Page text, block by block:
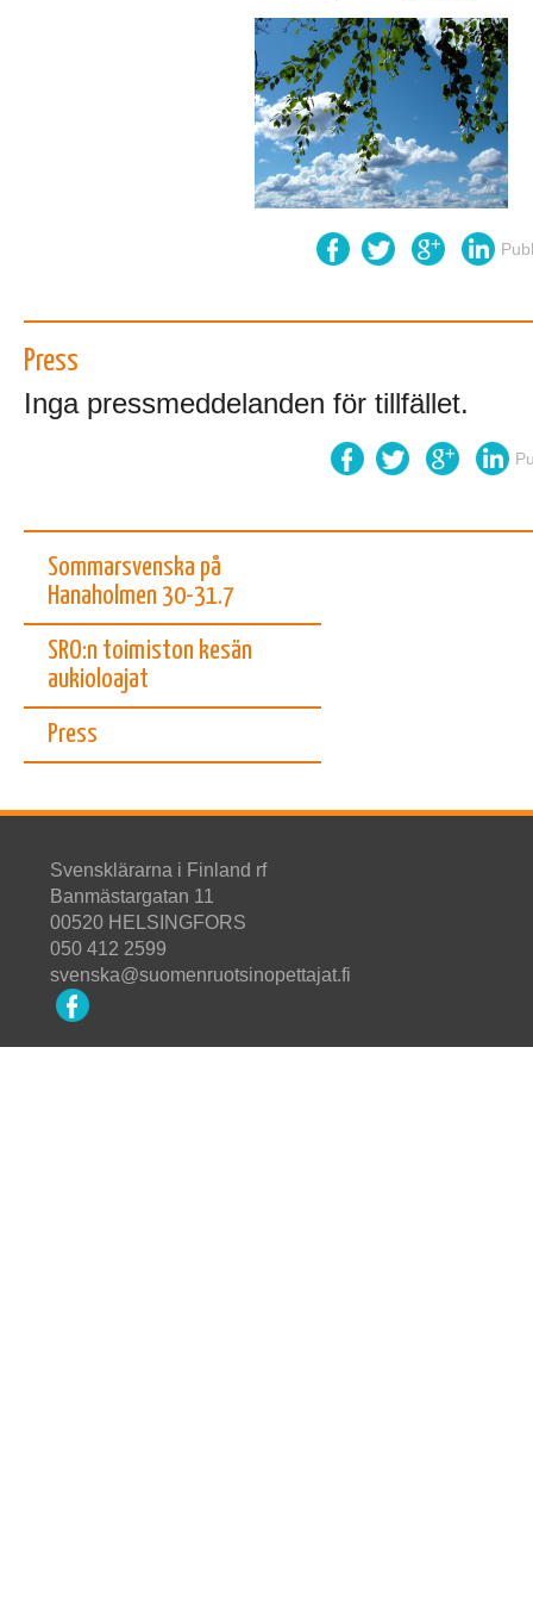
Press
Inga pressmeddelanden för tillfället.
Sommarsvenska på
Hanaholmen 30-31.7
SRO:n toimiston kesän
aukioloajat
Press
Svensklärarna i Finland rf
Banmästargatan 11
00520 HELSINGFORS
050 412 2599
svenska@suomenruotsinopettajat.fi